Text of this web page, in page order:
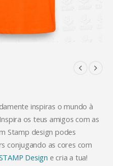
inspiras o mundo à
os teus amigos com as
Stamp design podes
conjugando as cores com
Design e cria a tua!